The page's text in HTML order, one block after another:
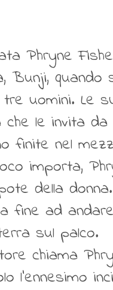
Phryne
Bunji, quando
uomini. Le
che le invita
finite nel
importa,
della donna.
fine ad
sul palco.
chiama
l’ennesimo